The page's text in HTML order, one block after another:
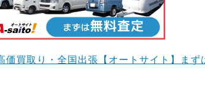
価買取り・全国出張【オートサイト】ま